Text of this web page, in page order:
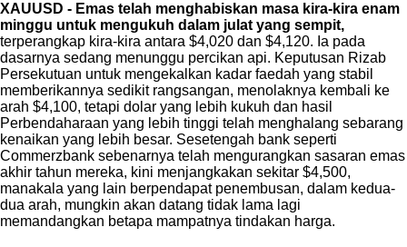
XAUUSD - Emas telah menghabiskan masa kira-kira enam
minggu untuk mengukuh dalam julat yang sempit,
terperangkap kira-kira antara $4,020 dan $4,120. Ia pada
dasarnya sedang menunggu percikan api. Keputusan Rizab
Persekutuan untuk mengekalkan kadar faedah yang stabil
memberikannya sedikit rangsangan, menolaknya kembali ke
arah $4,100, tetapi dolar yang lebih kukuh dan hasil
Perbendaharaan yang lebih tinggi telah menghalang sebarang
kenaikan yang lebih besar. Sesetengah bank seperti
Commerzbank sebenarnya telah mengurangkan sasaran emas
akhir tahun mereka, kini menjangkakan sekitar $4,500,
manakala yang lain berpendapat penembusan, dalam kedua-
dua arah, mungkin akan datang tidak lama lagi
memandangkan betapa mampatnya tindakan harga.